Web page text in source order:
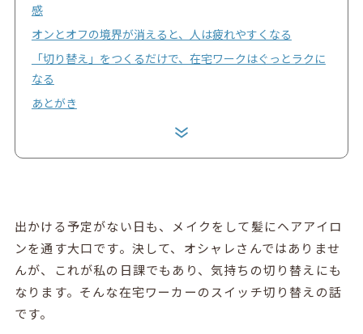
感
オンとオフの境界が消えると、人は疲れやすくなる
「切り替え」をつくるだけで、在宅ワークはぐっとラクに
なる
あとがき
出かける予定がない日も、メイクをして髪にヘアアイロ
ンを通す大口です。決して、オシャレさんではありませ
んが、これが私の日課でもあり、気持ちの切り替えにも
なります。そんな在宅ワーカーのスイッチ切り替えの話
です。